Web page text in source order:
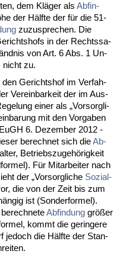
dem Kläger als Ab­fin­
der Hälf­te der für die 51-
zu­zu­spre­chen. Die
in der Rechts­sa­
von Art. 6 Abs. 1 Un­
nicht zu.
Ge­richts­hof im Ver­fah­
Ver­ein­bar­keit der im Aus­
ei­ner als „Vor­sorg­li­
mit den Vor­ga­ben
6. De­zem­ber 2012 -
be­rech­net sich dieAb­
Be­triebs­zu­gehörig­keit
Für Mit­ar­bei­ter nach
der „Vor­sorg­li­che So­zi­al­
die von der Zeit bis zum
ist (Son­der­for­mel).
Ab­fin­dung größer
kommt die ge­rin­ge­re
je­doch die Hälf­te der Stan­